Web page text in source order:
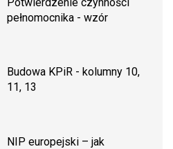
pełnomocnika - wzór
Budowa KPiR - kolumny 10,
11, 13
NIP europejski – jak